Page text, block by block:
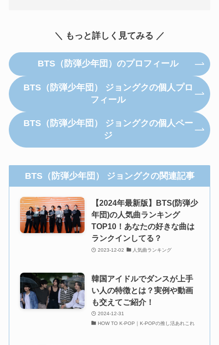
＼ もっと詳しく見てみる ／
BTS（防弾少年団）のプロフィール
BTS（防弾少年団） ジョングクの個人プロ
フィール
BTS（防弾少年団） ジョングクの個人ペー
ジ
BTS（防弾少年団） ジョングクの関連記事
【2024年最新版】BTS(防弾少
年団)の人気曲ランキング
TOP10！あなたの好きな曲は
ランクインしてる？
2023-12-02 人気曲ランキング
韓国アイドルでダンスが上手
い人の特徴とは？実例や動画
も交えてご紹介！
2024-12-31
HOW TO K-POP｜K-POPの推し活あれこれ